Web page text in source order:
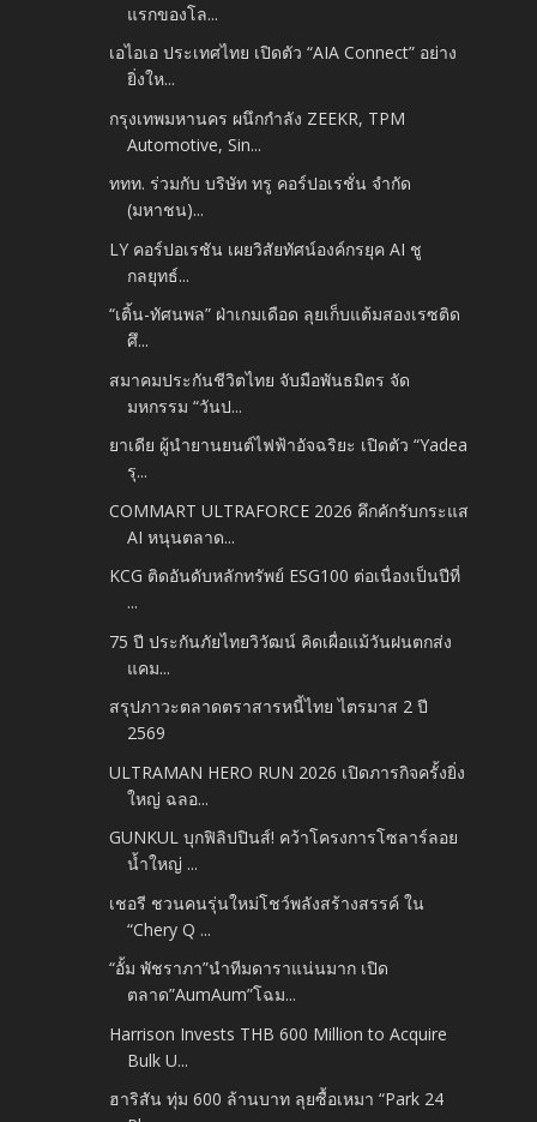
แรกของโล...
เอไอเอ ประเทศไทย เปิดตัว “AIA Connect” อย่าง
ยิ่งให...
กรุงเทพมหานคร ผนึกกำลัง ZEEKR, TPM
Automotive, Sin...
ททท. ร่วมกับ บริษัท ทรู คอร์ปอเรชั่น จำกัด
(มหาชน)...
LY คอร์ปอเรชัน เผยวิสัยทัศน์องค์กรยุค AI ชู
กลยุทธ์...
“เติ้น-ทัศนพล” ฝ่าเกมเดือด ลุยเก็บแต้มสองเรซติด
ศึ...
สมาคมประกันชีวิตไทย จับมือพันธมิตร จัด
มหกรรม “วันป...
ยาเดีย ผู้นำยานยนต์ไฟฟ้าอัจฉริยะ เปิดตัว “Yadea
รุ...
COMMART ULTRAFORCE 2026 คึกคักรับกระแส
AI หนุนตลาด...
KCG ติดอันดับหลักทรัพย์ ESG100 ต่อเนื่องเป็นปีที่
...
75 ปี ประกันภัยไทยวิวัฒน์ คิดเผื่อแม้วันฝนตกส่ง
แคม...
สรุปภาวะตลาดตราสารหนี้ไทย ไตรมาส 2 ปี
2569
ULTRAMAN HERO RUN 2026 เปิดภารกิจครั้งยิ่ง
ใหญ่ ฉลอ...
GUNKUL บุกฟิลิปปินส์! คว้าโครงการโซลาร์ลอย
น้ำใหญ่ ...
เชอรี ชวนคนรุ่นใหม่โชว์พลังสร้างสรรค์ ใน
“Chery Q ...
“อั้ม พัชราภา”นำทีมดาราแน่นมาก เปิด
ตลาด”AumAum”โฉม...
Harrison Invests THB 600 Million to Acquire
Bulk U...
ฮาริสัน ทุ่ม 600 ล้านบาท ลุยซื้อเหมา “Park 24